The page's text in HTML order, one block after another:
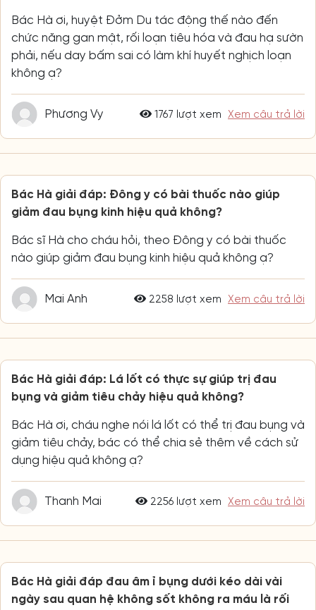
Bác Hà ơi, huyệt Đởm Du tác động thế nào đến
chức năng gan mật, rối loạn tiêu hóa và đau hạ sườn
phải, nếu day bấm sai có làm khí huyết nghịch loạn
không ạ?
Phương Vy 1767 lượt xem Xem câu trả lời
Bác Hà giải đáp: Đông y có bài thuốc nào giúp
giảm đau bụng kinh hiệu quả không?
Bác sĩ Hà cho cháu hỏi, theo Đông y có bài thuốc
nào giúp giảm đau bụng kinh hiệu quả không ạ?
Mai Anh 2258 lượt xem Xem câu trả lời
Bác Hà giải đáp: Lá lốt có thực sự giúp trị đau
bụng và giảm tiêu chảy hiệu quả không?
Bác Hà ơi, cháu nghe nói lá lốt có thể trị đau bụng và
giảm tiêu chảy, bác có thể chia sẻ thêm về cách sử
dụng hiệu quả không ạ?
Thanh Mai 2256 lượt xem Xem câu trả lời
Bác Hà giải đáp đau âm ỉ bụng dưới kéo dài vài
ngày sau quan hệ không sốt không ra máu là rối